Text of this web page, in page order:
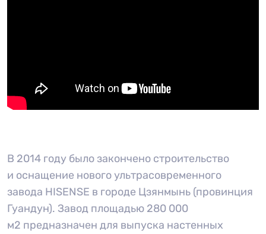
В 2014 году было закончено строительство
и оснащение нового ультрасовременного
завода HISENSE в городе Цзянмынь (провинция
Гуандун). Завод площадью 280 000
м2 предназначен для выпуска настенных